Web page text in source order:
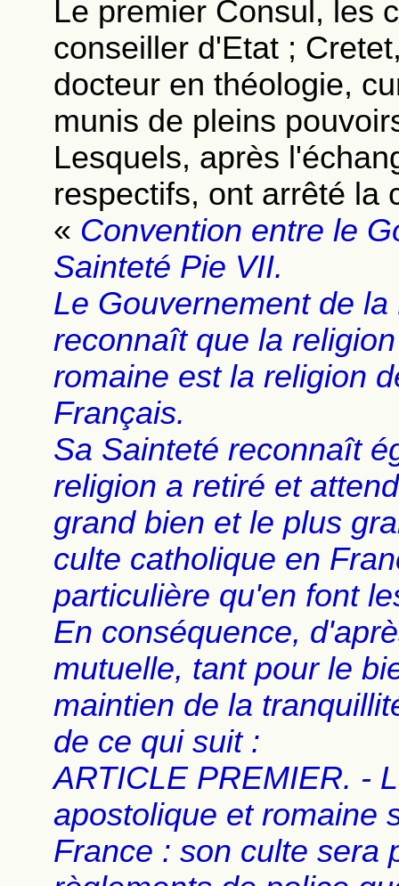
Le premier Consul, les
conseiller d'Etat ;
docteur en théologie,
munis de pleins
Lesquels, après
respectifs, ont arrêté la
« Convention entre le
Sainteté Pie VII.
Le Gouvernement de
reconnaît que la
romaine est la religion
Français.
Sa Sainteté reconnaît
religion a retiré et
grand bien et le plus
culte catholique en
particulière qu'en font
En conséquence,
mutuelle, tant pour le
maintien de la
de ce qui suit :
ARTICLE PREMIER. -
apostolique et romaine
France : son culte sera